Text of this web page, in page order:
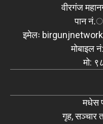
वीरगंज
पान
इमेलः
मोबाइल
मो:
मधेस
गृह, सञ्चार